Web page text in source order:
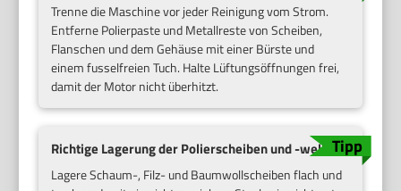
Trenne die Maschine vor jeder Reinigung vom Strom.
Entferne Polierpaste und Metallreste von Scheiben,
Flanschen und dem Gehäuse mit einer Bürste und
einem fusselfreien Tuch. Halte Lüftungsöffnungen frei,
damit der Motor nicht überhitzt.
Richtige Lagerung der Polierscheiben und -wellen
Lagere Schaum-, Filz- und Baumwollscheiben flach und